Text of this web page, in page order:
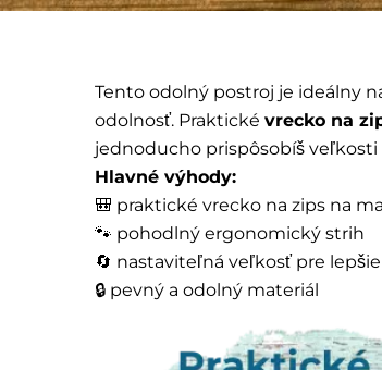
Tento odolný postroj je ideálny
odolnosť. Praktické vrecko na
jednoducho prispôsobíš veľkosti
Hlavné výhody:
🎒 praktické vrecko na zips na
🐾 pohodlný ergonomický strih
🔄 nastaviteľná veľkosť pre
🔒 pevný a odolný materiál